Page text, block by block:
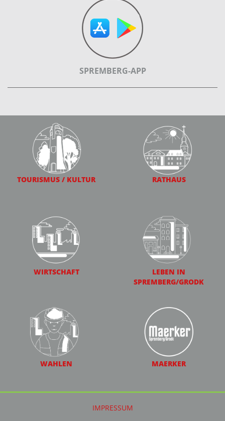
SPREMBERG-APP
TOURISMUS / KULTUR RATHAUS
WIRTSCHAFT
LEBEN IN
SPREMBERG/GRODK
WAHLEN MAERKER
IMPRESSUM